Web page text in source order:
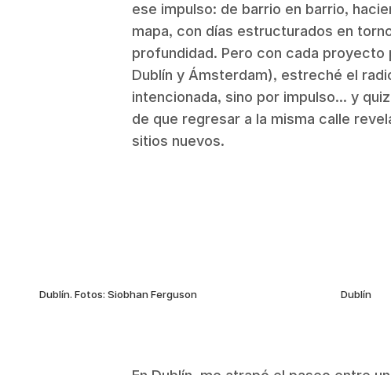
ese impulso: de barrio en barrio,
mapa, con días estructurados en
profundidad. Pero con cada proyecto
Dublín y Ámsterdam), estreché el
intencionada, sino por impulso... y
de que regresar a la misma calle
sitios nuevos.
Dublín. Fotos: Siobhan Ferguson Dublín